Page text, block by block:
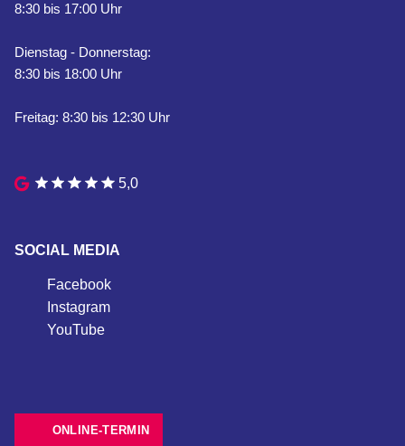
8:30 bis 17:00 Uhr
Dienstag - Donnerstag:
8:30 bis 18:00 Uhr
Freitag: 8:30 bis 12:30 Uhr
5,0
SOCIAL MEDIA
Facebook
Instagram
YouTube
ONLINE-TERMIN